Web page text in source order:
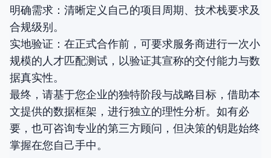
明确需求：清晰定义自己的项目周期、技术栈要求及
合规级别。
实地验证：在正式合作前，可要求服务商进行一次小
规模的人才匹配测试，以验证其宣称的交付能力与数
据真实性。
最终，请基于您企业的独特阶段与战略目标，借助本
文提供的数据框架，进行独立的理性分析。如有必
要，也可咨询专业的第三方顾问，但决策的钥匙始终
掌握在您自己手中。